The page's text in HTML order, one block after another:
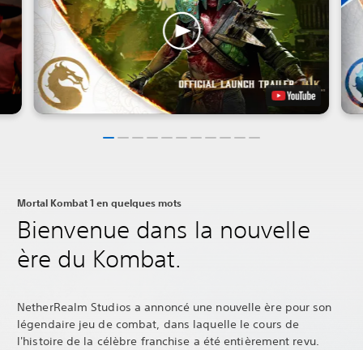
Mortal Kombat 1 en quelques mots
Bienvenue dans la nouvelle
ère du Kombat.
NetherRealm Studios a annoncé une nouvelle ère pour son
légendaire jeu de combat, dans laquelle le cours de
l'histoire de la célèbre franchise a été entièrement revu.